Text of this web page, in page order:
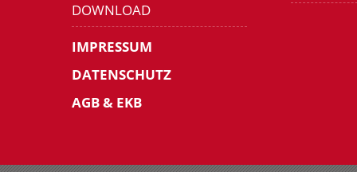
DOWNLOAD
IMPRESSUM
DATENSCHUTZ
AGB & EKB